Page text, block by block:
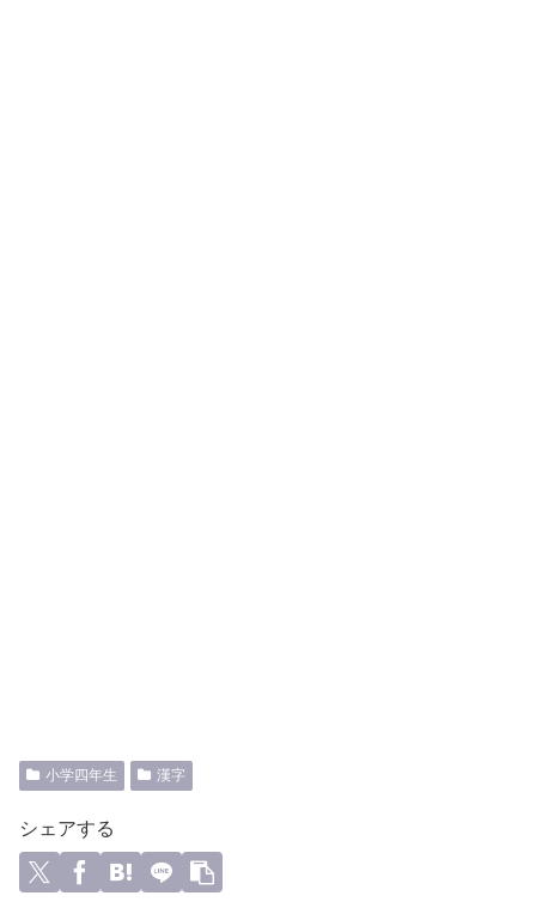
小学四年生 漢字
シェアする